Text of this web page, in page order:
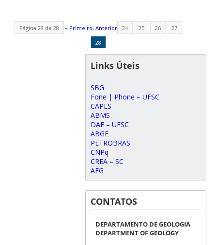
Página 28 de 28 « Primeiro‹ Anterior 24 25 26
27
28
Links Úteis
SBG
Fone | Phone – UFSC
CAPES
ABMS
DAE – UFSC
ABGE
PETROBRAS
CNPq
CREA – SC
AEG
CONTATOS
DEPARTAMENTO DE GEOLOGIA
DEPARTMENT OF GEOLOGY